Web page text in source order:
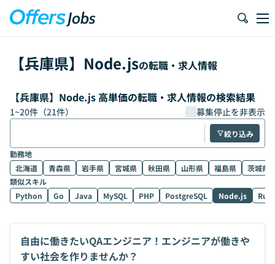
【兵庫県】 Node.jsの転職・求人情報
【兵庫県】Node.js 高単価の転職・求人情報の検索結果
1~20件（21件） 募集停止を非表示
絞り込み
勤務地
北海道
青森県 岩手県 宮城県 秋田県 山形県 福島県
茨城県
類似スキル
Python
Go Java MySQL PHP PostgreSQL Node.js
自由に働きたいQAエンジニア！エンジニアが働きや
すい社会を作りませんか？